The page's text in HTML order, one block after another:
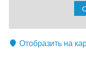
Отобразить на